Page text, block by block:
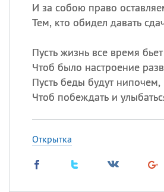
И за собою право
Тем, кто обидел давать
Пусть жизнь все время
Чтоб было настроение
Пусть беды будут нипочем,
Чтоб побеждать и
Открытка